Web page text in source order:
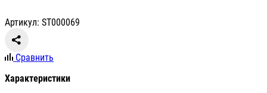
Артикул: ST000069
Сравнить
Характеристики